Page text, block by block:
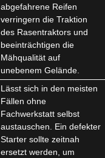
abgefahrene Reifen
verringern die Traktion
des Rasentraktors und
beeinträchtigen die
Mähqualität auf
unebenem Gelände.
Lässt sich in den meisten
Fällen ohne
Fachwerkstatt selbst
austauschen. Ein defekter
Starter sollte zeitnah
ersetzt werden, um